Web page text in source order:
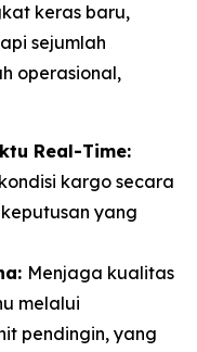
keras baru,
sejumlah
operasional,
Real-Time:
kargo secara
yang
Menjaga kualitas
melalui
pendingin, yang